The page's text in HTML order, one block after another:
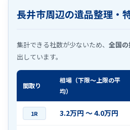
長井市周辺の遺品整理・
集計できる社数が少ないため、 全国
出しています。
間取り
相場（下限〜上限の平
均）
1R 3.2万円 〜 4.0万円